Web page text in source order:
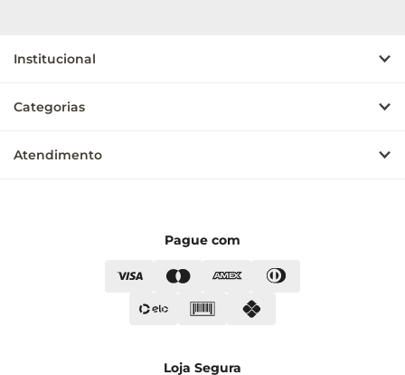
Institucional
Categorias
Atendimento
Pague com
Loja Segura